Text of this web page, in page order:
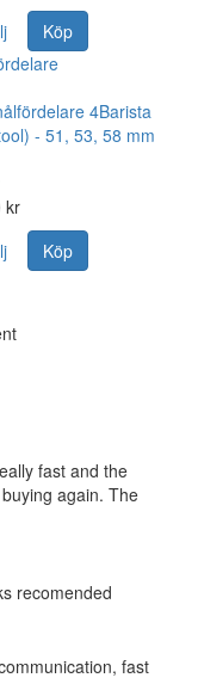
Köp
4Barista
- 51, 53, 58 mm
kr
Köp
fast and the
again. The
recomended
fast